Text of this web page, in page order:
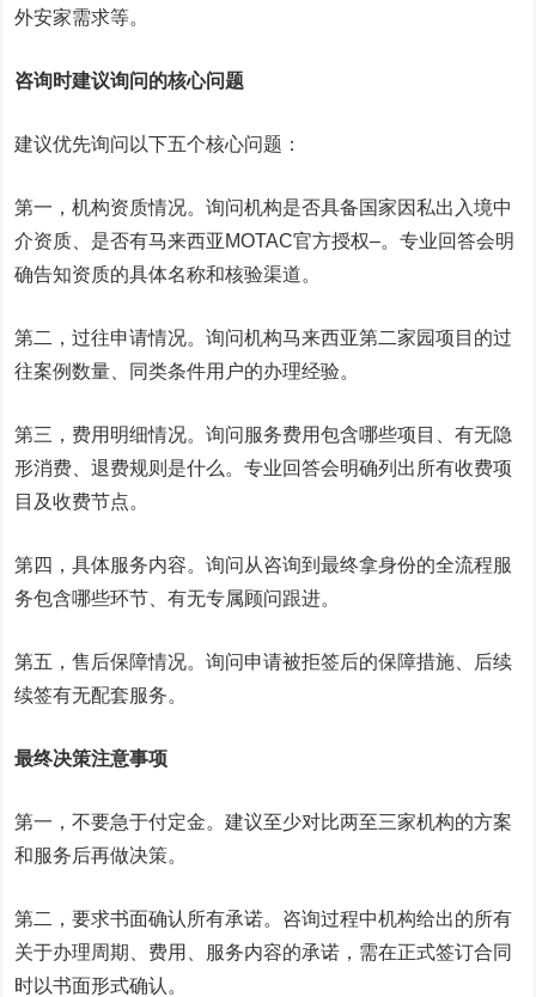
外安家需求等。
咨询时建议询问的核心问题
建议优先询问以下五个核心问题：
第一，机构资质情况。询问机构是否具备国家因私出入境中
介资质、是否有马来西亚MOTAC官方授权–。专业回答会明
确告知资质的具体名称和核验渠道。
第二，过往申请情况。询问机构马来西亚第二家园项目的过
往案例数量、同类条件用户的办理经验。
第三，费用明细情况。询问服务费用包含哪些项目、有无隐
形消费、退费规则是什么。专业回答会明确列出所有收费项
目及收费节点。
第四，具体服务内容。询问从咨询到最终拿身份的全流程服
务包含哪些环节、有无专属顾问跟进。
第五，售后保障情况。询问申请被拒签后的保障措施、后续
续签有无配套服务。
最终决策注意事项
第一，不要急于付定金。建议至少对比两至三家机构的方案
和服务后再做决策。
第二，要求书面确认所有承诺。咨询过程中机构给出的所有
关于办理周期、费用、服务内容的承诺，需在正式签订合同
时以书面形式确认。